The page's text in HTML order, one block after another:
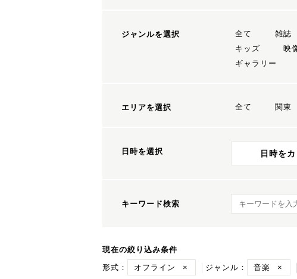
ジャンルを選択 全て 雑誌
キッズ
映
ギャラリー
エリアを選択 全て 関東
日時を選択 日時を
キーワード検索 キーワード検索
現在の絞り込み条件
形式：
オフライン × ジャンル： 音楽 ×